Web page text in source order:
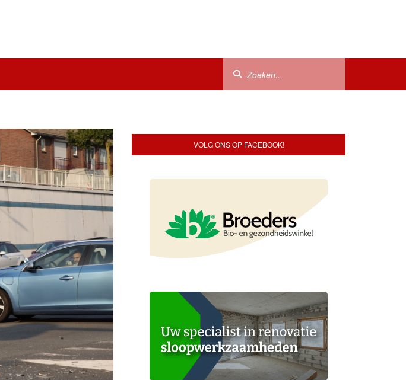
VOLG ONS OP FACEBOOK!